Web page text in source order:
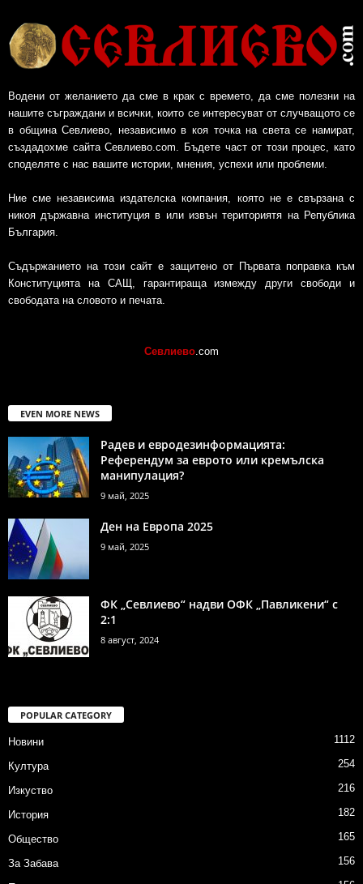
Водени от желанието да сме в крак с времето, да сме полезни на
нашите съграждани и всички, които се интересуват от случващото се
в община Севлиево, независимо в коя точка на света се намират,
създадохме сайта Севлиево.com. Бъдете част от този процес, като
споделяте с нас вашите истории, мнения, успехи или проблеми.
Ние сме независима издателска компания, която не е свързана с
никоя държавна институция в или извън териториятя на Република
България.
Съдържанието на този сайт е защитено от Първата поправка към
Конституцията на САЩ, гарантираща измежду други свободи и
свободата на словото и печата.
Севлиево .com
EVEN MORE NEWS
Радев и евродезинформацията:
Референдум за еврото или кремълска
манипулация?
9 май, 2025
Ден на Европа 2025
9 май, 2025
ФК „Севлиево“ надви ОФК „Павликени“ с
2:1
8 август, 2024
POPULAR CATEGORY
Новини 1112
Култура 254
Изкуство 216
История 182
Общество 165
За Забава 156